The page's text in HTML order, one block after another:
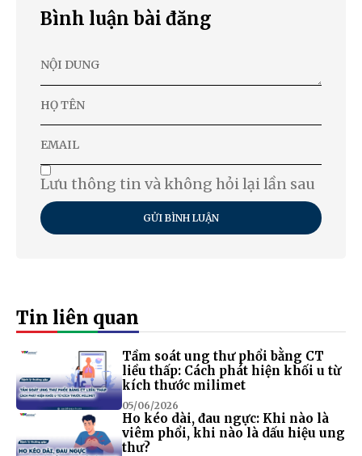
Bình luận bài đăng
Lưu thông tin và không hỏi lại lần sau
GỬI BÌNH LUẬN
Tin liên quan
Tầm soát ung thư phổi bằng CT
liều thấp: Cách phát hiện khối u từ
kích thước milimet
05/06/2026
Ho kéo dài, đau ngực: Khi nào là
viêm phổi, khi nào là dấu hiệu ung
thư?